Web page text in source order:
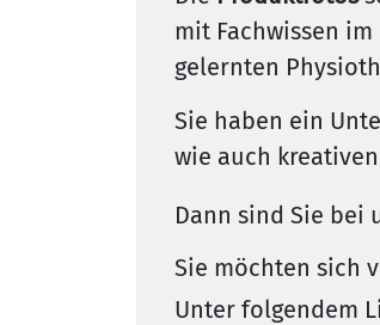
mit Fachwissen im
gelernten
Sie haben ein
wie auch
Dann sind Sie bei
Sie möchten sich
Unter folgendem